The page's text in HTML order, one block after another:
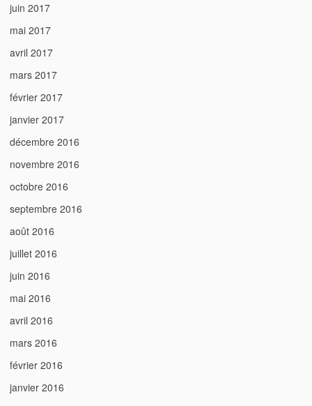
juin 2017
mai 2017
avril 2017
mars 2017
février 2017
janvier 2017
décembre 2016
novembre 2016
octobre 2016
septembre 2016
août 2016
juillet 2016
juin 2016
mai 2016
avril 2016
mars 2016
février 2016
janvier 2016